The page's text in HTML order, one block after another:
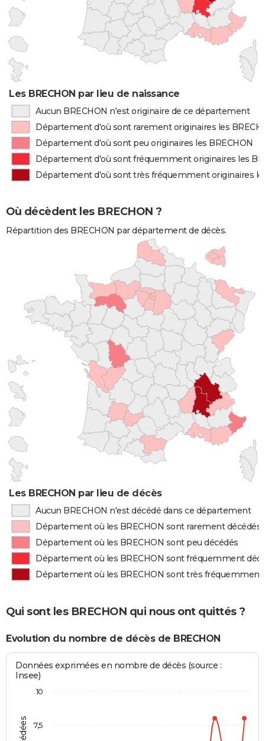
Les BRECHON par lieu de naissance
Aucun BRECHON n'est originaire de ce département
Département d'où sont rarement originaires les
Département d'où sont peu originaires les BRECHON
Département d'où sont fréquemment originaires les
Département d'où sont très fréquemment originaires
Où décèdent les BRECHON ?
Répartition des BRECHON par département de décès.
Les BRECHON par lieu de décès
Aucun BRECHON n'est décédé dans ce département
Département où les BRECHON sont rarement décédés
Département où les BRECHON sont peu décédés
Département où les BRECHON sont fréquemment
Département où les BRECHON sont très fréquemment
Qui sont les BRECHON qui nous ont quittés ?
Evolution du nombre de décès de BRECHON
Données exprimées en nombre de décès (source :
Insee)
10
7,5